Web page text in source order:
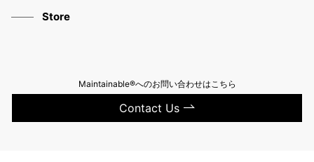
Store
Maintainable®へのお問い合わせはこちら
Contact Us